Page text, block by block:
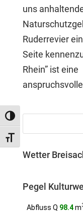
Umschalten auf hohe
Schrift vergrößern
uns
Ruderrevier
Seite
Rhein” ist eine
Wetter
Pegel